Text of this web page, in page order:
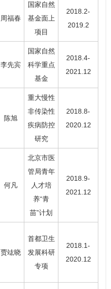
周福春
国家自然
基金面上
项目
2018.2-
2019.2
李先宾
国家自然
科学重点
基金
2018.4-
2021.12
陈旭
重大慢性
非传染性
疾病防控
研究
2018.8-
2020.12
何凡
北京市医
管局青年
人才培
养“青
苗”计划
2018.9-
2021.12
贾竑晓
首都卫生
发展科研
专项
2018.1-
2020.12